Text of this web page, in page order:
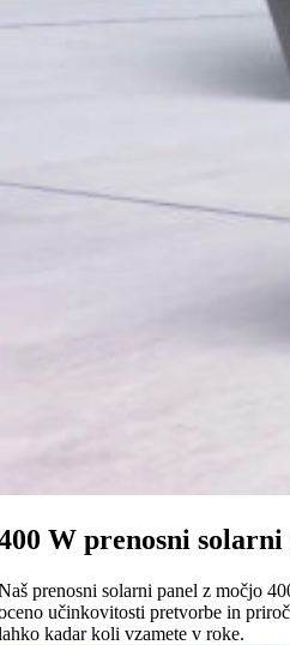
W prenosni solarni
prenosni solarni panel z močjo
učinkovitosti pretvorbe in
kadar koli vzamete v roke.